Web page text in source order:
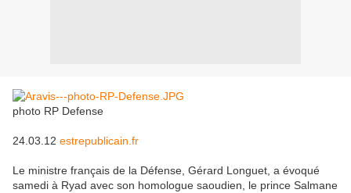
photo RP Defense
24.03.12 estrepublicain.fr
Le ministre français de la Défense, Gérard Longuet, a évoqué
samedi à Ryad avec son homologue saoudien, le prince Salmane